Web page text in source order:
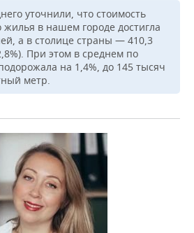
уточнили, что стоимость
жилья в нашем городе достигла
а в столице страны — 410,3
При этом в среднем по
на 1,4%, до 145 тысяч
метр.